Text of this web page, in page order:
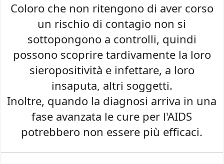
Coloro che non ritengono di aver corso
un rischio di contagio non si
sottopongono a controlli, quindi
possono scoprire tardivamente la loro
sieropositività e infettare, a loro
insaputa, altri soggetti.
Inoltre, quando la diagnosi arriva in una
fase avanzata le cure per l'AIDS
potrebbero non essere più efficaci.